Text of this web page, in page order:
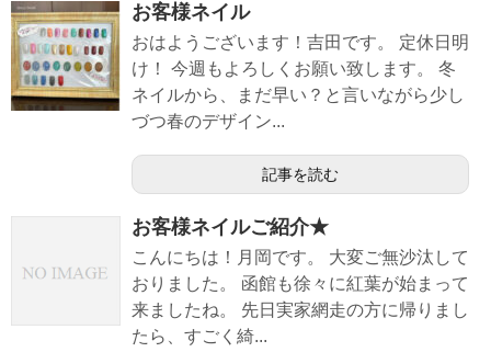
お客様ネイル
おはようございます！吉田です。 定休日明
け！ 今週もよろしくお願い致します。 冬
ネイルから、まだ早い？と言いながら少し
づつ春のデザイン...
記事を読む
お客様ネイルご紹介★
こんにちは！月岡です。 大変ご無沙汰して
おりました。 函館も徐々に紅葉が始まって
来ましたね。 先日実家網走の方に帰りまし
たら、すごく綺...